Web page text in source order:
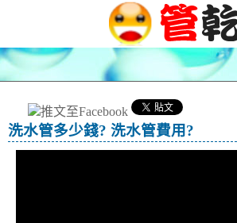
洗水管多少錢? 洗水管費用?